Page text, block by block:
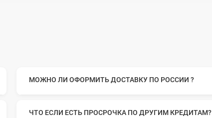
МОЖНО ЛИ ОФОРМИТЬ ДОСТАВКУ ПО РОССИИ ?
ЧТО ЕСЛИ ЕСТЬ ПРОСРОЧКА ПО ДРУГИМ КРЕДИТАМ?